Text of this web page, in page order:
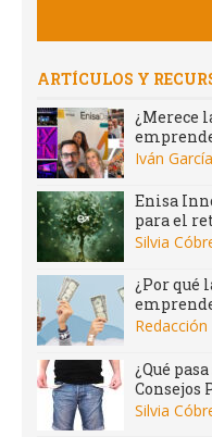
ARTÍCULOS Y
¿Merece
Iván
Enisa
para el
Silvia
¿Por qué
Redacción
¿Qué
Consejos
Silvia